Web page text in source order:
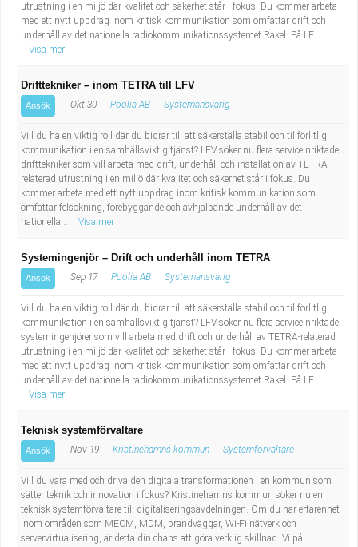
utrustning i en miljö där kvalitet och säkerhet står i fokus. Du kommer arbeta
med ett nytt uppdrag inom kritisk kommunikation som omfattar drift och
underhåll av det nationella radiokommunikationssystemet Rakel. På LF...
Visa mer
Drifttekniker – inom TETRA till LFV
Ansök Okt 30 Poolia AB Systemansvarig
Vill du ha en viktig roll där du bidrar till att säkerställa stabil och tillförlitlig
kommunikation i en samhällsviktig tjänst? LFV söker nu flera serviceinriktade
drifttekniker som vill arbeta med drift, underhåll och installation av TETRA-
relaterad utrustning i en miljö där kvalitet och säkerhet står i fokus. Du
kommer arbeta med ett nytt uppdrag inom kritisk kommunikation som
omfattar felsökning, förebyggande och avhjälpande underhåll av det
nationella...
Visa mer
Systemingenjör – Drift och underhåll inom TETRA
Ansök Sep 17 Poolia AB Systemansvarig
Vill du ha en viktig roll där du bidrar till att säkerställa stabil och tillförlitlig
kommunikation i en samhällsviktig tjänst? LFV söker nu flera serviceinriktade
systemingenjörer som vill arbeta med drift och underhåll av TETRA-relaterad
utrustning i en miljö där kvalitet och säkerhet står i fokus. Du kommer arbeta
med ett nytt uppdrag inom kritisk kommunikation som omfattar drift och
underhåll av det nationella radiokommunikationssystemet Rakel. På LF...
Visa mer
Teknisk systemförvaltare
Ansök Nov 19 Kristinehamns kommun Systemförvaltare
Vill du vara med och driva den digitala transformationen i en kommun som
sätter teknik och innovation i fokus? Kristinehamns kommun söker nu en
teknisk systemförvaltare till digitaliseringsavdelningen. Om du har erfarenhet
inom områden som MECM, MDM, brandväggar, Wi-Fi nätverk och
servervirtualisering, är detta din chans att göra verklig skillnad. Vi på